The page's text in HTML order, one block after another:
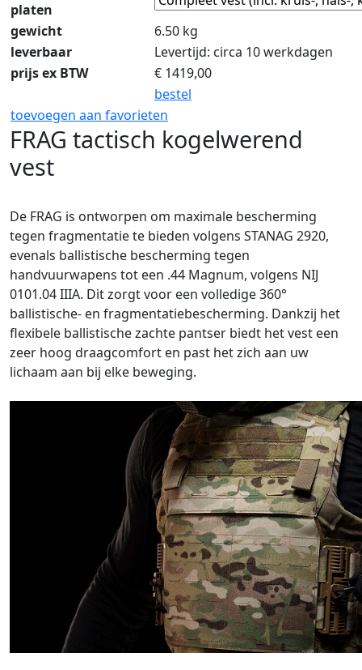
platen
gewicht
6.50 kg
leverbaar
Levertijd: circa 10 werkdagen
prijs ex BTW
€ 1419,00
bestel
toevoegen aan favorieten
FRAG tactisch kogelwerend
vest
De FRAG is ontworpen om maximale bescherming
tegen fragmentatie te bieden volgens STANAG 2920,
evenals ballistische bescherming tegen
handvuurwapens tot een .44 Magnum, volgens NIJ
0101.04 IIIA. Dit zorgt voor een volledige 360°
ballistische- en fragmentatiebescherming. Dankzij het
flexibele ballistische zachte pantser biedt het vest een
zeer hoog draagcomfort en past het zich aan uw
lichaam aan bij elke beweging.